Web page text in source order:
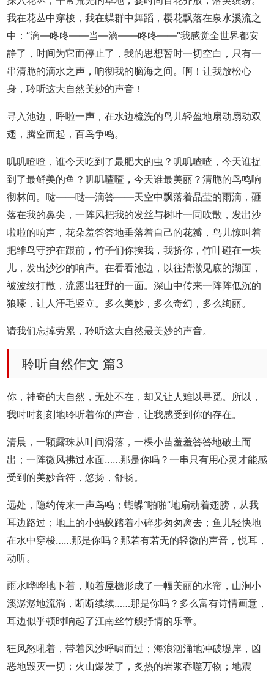
我在花丛中穿梭，我在蝶群中舞蹈，樱花飘落在泉水溪流之
中：“滴—咚咚——当—滴——咚咚——“我感觉全世界都安
静了，时间为它而停止了，我的思想暂时一切空白，只有一
串清脆的滴水之声，响彻我的脑海之间。啊！让我放松心
身，聆听这大自然美妙的声音！
寻入池边，呼啦一声，在水边梳洗的鸟儿轻盈地扇动扇动双
翅，腾空而起，百鸟争鸣。
叽叽喳喳，谁今天吃到了最肥大的虫？叽叽喳喳，今天谁捉
到了最鲜美的鱼？叽叽喳喳，今天谁最美丽？清脆的鸟鸣响
彻林间。哒——哒—滴答——天空中飘落着晶莹的雨滴，砸
落在我的鼻尖，一阵风把我的发丝与树叶一同吹散，发出沙
啦啦的响声，花朵羞答答地垂落着自己的花瓣，鸟儿惊叫着
把雏鸟守护在跟前，竹子们你挨我，我挤你，竹叶碰在一块
儿，发出沙沙的响声。在看看池边，以往清澈见底的湖面，
被波纹打散，流露出狂野的一面。深山中传来一阵阵低沉的
狼嚎，让人汗毛竖立。多么美妙，多么奇幻，多么绚丽。
请我们忘掉劳累，聆听这大自然最美妙的声音。
聆听自然作文 篇3
你，神奇的大自然，无处不在，却又让人难以寻觅。所以，
我时时刻刻地聆听着你的声音，让我感受到你的存在。
清晨，一颗露珠从叶间滑落，一棵小苗羞羞答答地破土而
出；一阵微风拂过水面……那是你吗？一串只有用心灵才能感
受到的美妙音符，悠扬，舒畅。
远处，隐约传来一声鸟鸣；蝴蝶“啪啪”地扇动着翅膀，从我
耳边路过；地上的小蚂蚁踏着小碎步匆匆离去；鱼儿轻快地
在水中穿梭……那是你吗？那若有若无的轻微的声音，悦耳，
动听。
雨水哗哗地下着，顺着屋檐形成了一幅美丽的水帘，山涧小
溪潺潺地流淌，断断续续……那是你吗？多么富有诗情画意，
耳边似乎顿时响起了江南丝竹般抒情的乐章。
狂风怒吼着，带着风沙呼啸而过；海浪汹涌地冲破堤岸，凶
恶地毁灭一切；火山爆发了，炙热的岩浆吞噬万物；地震